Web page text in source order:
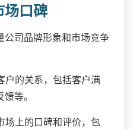
场口碑
公司品牌形象和市场竞争
户的关系，包括客户满
等。
场上的口碑和评价，包